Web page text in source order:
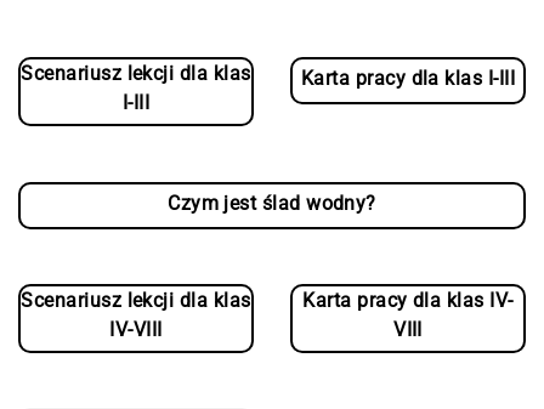
Scenariusz lekcji dla klas
I-III
Karta pracy dla klas I-III
Czym jest ślad wodny?
Scenariusz lekcji dla klas
IV-VIII
Karta pracy dla klas IV-
VIII